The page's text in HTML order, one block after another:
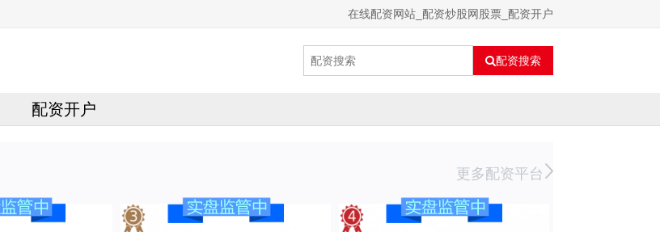
在线配资网站_配资炒股网股票_配资开户
配资搜索
配资开户
更多配资平台